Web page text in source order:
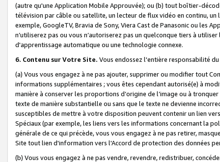
(autre qu'une Application Mobile Approuvée); ou (b) tout boîtier-
télévision par câble ou satellite, un lecteur de flux vidéo en continu,
exemple, GoogleTV, Bravia de Sony, Viera Cast de Panasonic ou les
n’utiliserez pas ou vous n’autoriserez pas un quelconque tiers à
d'apprentissage automatique ou une technologie connexe.
6. Contenu sur Votre Site. Vous endossez l'entière responsabilité
(a) Vous vous engagez à ne pas ajouter, supprimer ou modifier tout
informations supplémentaires ; vous êtes cependant autorisé(e) à
manière à conserver les proportions d’origine de l’image ou à
texte de manière substantielle ou sans que le texte ne devienne
susceptibles de mettre à votre disposition peuvent contenir un lien
Spéciaux (par exemple, les liens vers les informations concernant la
générale de ce qui précède, vous vous engagez à ne pas retirer,
Site tout lien d'information vers l'Accord de protection des données
(b) Vous vous engagez à ne pas vendre, revendre, redistribuer,